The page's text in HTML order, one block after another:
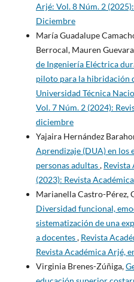
Arjé: Vol. 8 Núm. 2
Diciembre
María Guadalupe
Berrocal, Mauren
de Ingeniería Eléctrica
piloto para la hibridación
Universidad Técnica
Vol. 7 Núm. 2 (2024):
diciembre
Yajaira Hernández
Aprendizaje (DUA) en los
personas adultas, Revista
(2023): Revista
Marianella Castro-Pérez,
Diversidad funcional,
sistematización de una
a docentes, Revista
Revista Académica Arjé,
Virginia Brenes-Zúñiga,